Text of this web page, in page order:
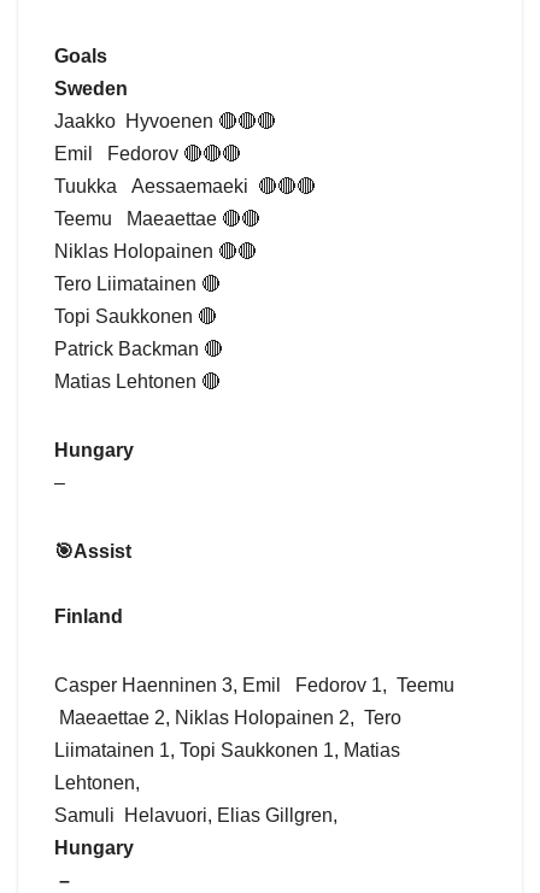
Goals
Sweden
Jaakko Hyvoenen 🔴🔴🔴
Emil Fedorov 🔴🔴🔴
Tuukka Aessaemaeki 🔴🔴🔴
Teemu Maeaettae 🔴🔴
Niklas Holopainen 🔴🔴
Tero Liimatainen 🔴
Topi Saukkonen 🔴
Patrick Backman 🔴
Matias Lehtonen 🔴
Hungary
–
🎯Assist
Finland
Casper Haenninen 3, Emil Fedorov 1, Teemu
Maeaettae 2, Niklas Holopainen 2, Tero
Liimatainen 1, Topi Saukkonen 1, Matias
Lehtonen,
Samuli Helavuori, Elias Gillgren,
Hungary
–